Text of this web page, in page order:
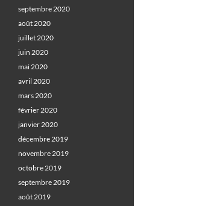
septembre 2020
août 2020
juillet 2020
juin 2020
mai 2020
avril 2020
mars 2020
février 2020
janvier 2020
décembre 2019
novembre 2019
octobre 2019
septembre 2019
août 2019